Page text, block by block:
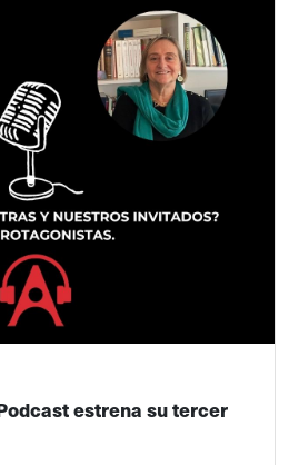
estrena su tercer